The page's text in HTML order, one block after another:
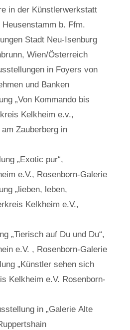
in der Künstlerwerkstatt
b. Ffm.
Stadt Neu-Isenburg
Wien/Österreich
in Foyers von
und Banken
„Von Kommando bis
Kelkheim e.v.,
Zauberberg in
„Exotic pur“,
e.V., Rosenborn-Galerie
„lieben, leben,
Kelkheim e.V.,
„Tierisch auf Du und Du“,
e.V. , Rosenborn-Galerie
„Künstler sehen sich
Kelkheim e.V. Rosenborn-
in „Galerie Alte